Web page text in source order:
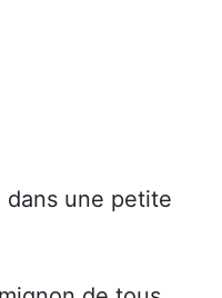
une petite